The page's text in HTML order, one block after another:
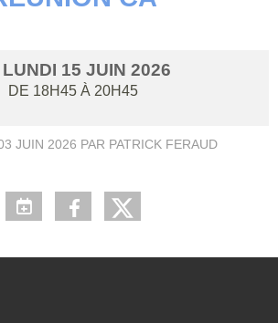
LUNDI 15 JUIN 2026
DE 18H45 À 20H45
JUIN 2026 PAR PATRICK FERAUD